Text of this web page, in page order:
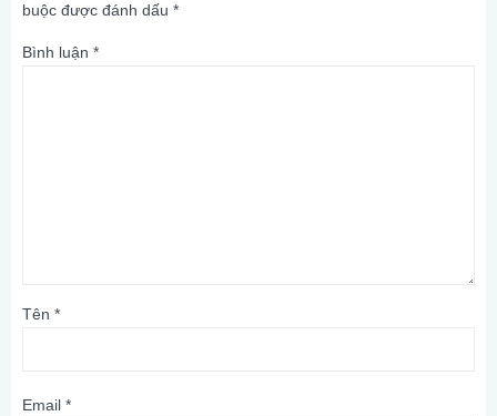
buộc được đánh dấu *
Bình luận *
Tên *
Email *